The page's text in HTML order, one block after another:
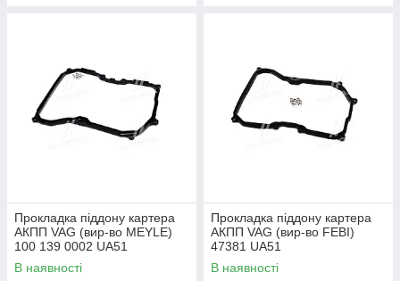
Прокладка піддону картера
АКПП VAG (вир-во MEYLE)
100 139 0002 UA51
В наявності
Прокладка піддону картера
АКПП VAG (вир-во FEBI)
47381 UA51
В наявності